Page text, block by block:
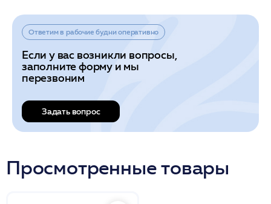
Ответим в рабочие будни оперативно
Если у вас возникли вопросы,
заполните форму и мы
перезвоним
Задать вопрос
Просмотренные товары